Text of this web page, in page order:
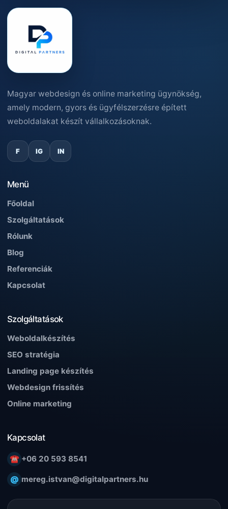
Magyar webdesign és online marketing ügynökség,
amely modern, gyors és ügyfélszerzésre épített
weboldalakat készít vállalkozásoknak.
F IG IN
Menü
Főoldal
Szolgáltatások
Rólunk
Blog
Referenciák
Kapcsolat
Szolgáltatások
Weboldalkészítés
SEO stratégia
Landing page készítés
Webdesign frissítés
Online marketing
Kapcsolat
☎ +06 20 593 8541
@ mereg.istvan@digitalpartners.hu